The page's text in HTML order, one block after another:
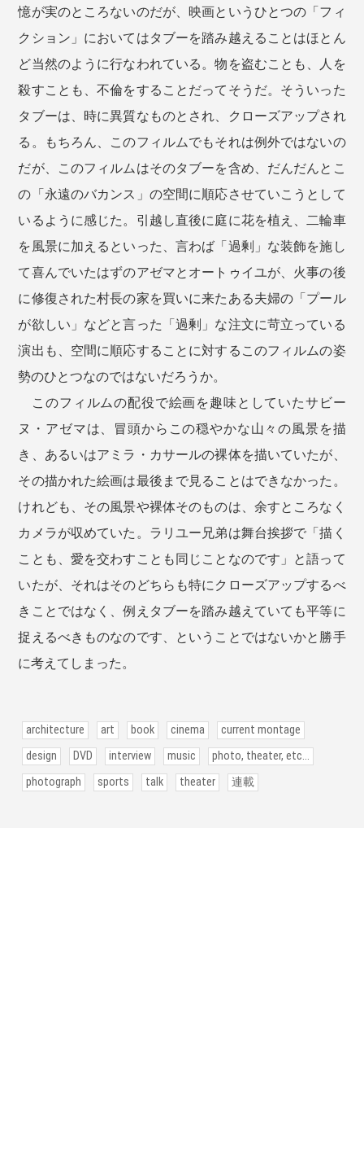
憶が実のところないのだが、映画というひとつの「フィ
クション」においてはタブーを踏み越えることはほとん
ど当然のように行なわれている。物を盗むことも、人を
殺すことも、不倫をすることだってそうだ。そういった
タブーは、時に異質なものとされ、クローズアップされ
る。もちろん、このフィルムでもそれは例外ではないの
だが、このフィルムはそのタブーを含め、だんだんとこ
の「永遠のバカンス」の空間に順応させていこうとして
いるように感じた。引越し直後に庭に花を植え、二輪車
を風景に加えるといった、言わば「過剰」な装飾を施し
て喜んでいたはずのアゼマとオートゥイユが、火事の後
に修復された村長の家を買いに来たある夫婦の「プール
が欲しい」などと言った「過剰」な注文に苛立っている
演出も、空間に順応することに対するこのフィルムの姿
勢のひとつなのではないだろうか。
このフィルムの配役で絵画を趣味としていたサビー
ヌ・アゼマは、冒頭からこの穏やかな山々の風景を描
き、あるいはアミラ・カサールの裸体を描いていたが、
その描かれた絵画は最後まで見ることはできなかった。
けれども、その風景や裸体そのものは、余すところなく
カメラが収めていた。ラリユー兄弟は舞台挨拶で「描く
ことも、愛を交わすことも同じことなのです」と語って
いたが、それはそのどちらも特にクローズアップするべ
きことではなく、例えタブーを踏み越えていても平等に
捉えるべきものなのです、ということではないかと勝手
に考えてしまった。
architecture art book cinema
current montage
design
DVD interview music
photo, theater, etc...
photograph
sports talk theater 連載